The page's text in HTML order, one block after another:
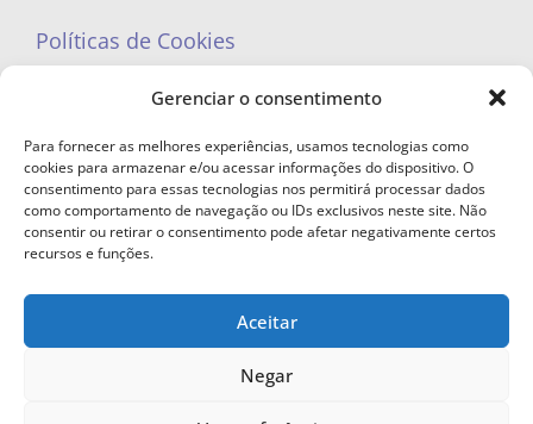
Gerenciar o consentimento
Para fornecer as melhores experiências, usamos tecnologias como
cookies para armazenar e/ou acessar informações do dispositivo. O
consentimento para essas tecnologias nos permitirá processar dados
como comportamento de navegação ou IDs exclusivos neste site. Não
consentir ou retirar o consentimento pode afetar negativamente certos
recursos e funções.
Aceitar
Negar
Políticas de Cookies
portaleufemea@gmail.com
© Copyright 2023 - Todos os direitos reservados. Proibida cópia total ou
parcial sem autorização.